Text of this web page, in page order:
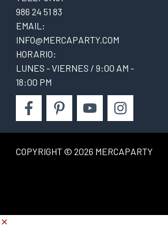
986 24 51 83
EMAIL:
INFO@MERCAPARTY.COM
HORARIO:
LUNES - VIERNES / 9:00 AM -
18:00 PM
COPYRIGHT © 2026 MERCAPARTY